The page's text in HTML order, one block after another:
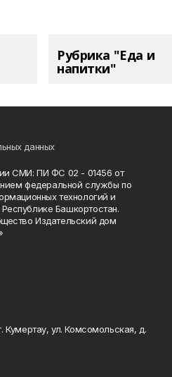
Рубрика "Еда и
напитки"
данных
СМИ: ПИ ФС 02 - 01456 от
федеральной службы по
технологий и
Башкортостан.
Издательский дом
Кумертау, ул. Комсомольская, д.